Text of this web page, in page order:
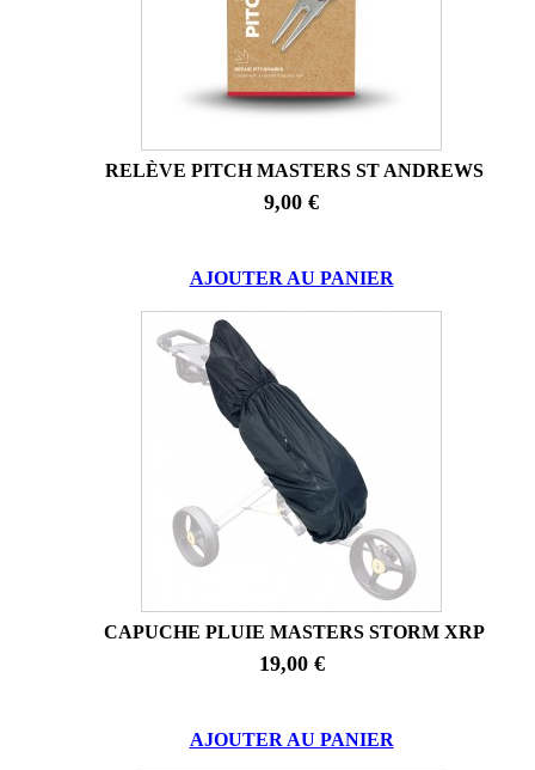
RELÈVE PITCH MASTERS ST ANDREWS
9,00 €
AJOUTER AU PANIER
CAPUCHE PLUIE MASTERS STORM XRP
19,00 €
AJOUTER AU PANIER